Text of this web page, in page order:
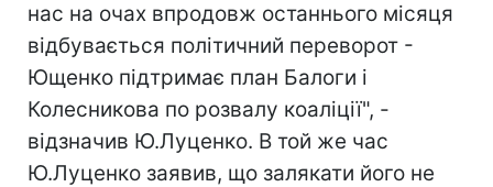
нас на очах впродовж останнього місяця
відбувається політичний переворот -
Ющенко підтримає план Балоги і
Колесникова по розвалу коаліції", -
відзначив Ю.Луценко. В той же час
Ю.Луценко заявив, що залякати його не